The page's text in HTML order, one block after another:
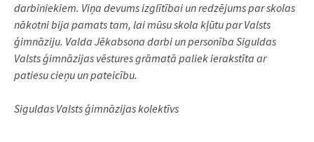
darbiniekiem. Viņa devums izglītībai un redzējums par skolas
nākotni bija pamats tam, lai mūsu skola kļūtu par Valsts
ģimnāziju. Valda Jēkabsona darbi un personība Siguldas
Valsts ģimnāzijas vēstures grāmatā paliek ierakstīta ar
patiesu cieņu un pateicību.
Siguldas Valsts ģimnāzijas kolektīvs